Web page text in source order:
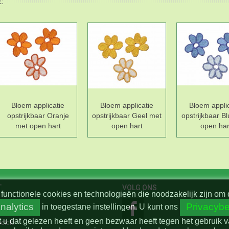
Bloem applicatie
opstrijkbaar Oranje
met open hart
Bloem applicatie
opstrijkbaar Geel met
open hart
Bloem
opstrijkbaar
open
VOLG ONS
cookies en technologieën die noodzakelijk zijn
in toegestane instellingen. U kunt ons
dat gelezen heeft en geen bezwaar heeft tegen het gebruik